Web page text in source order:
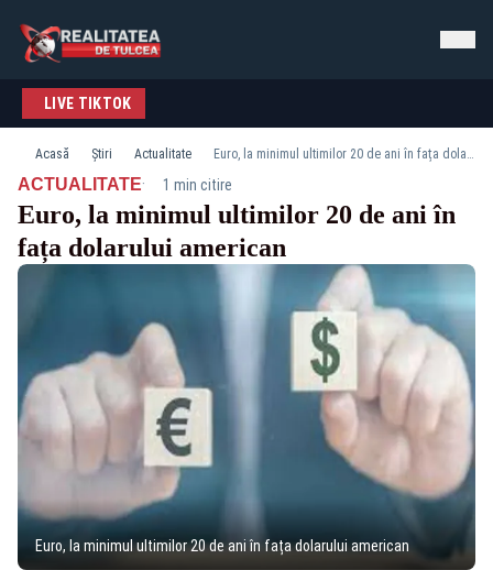
LIVE TIKTOK
Acasă Știri Actualitate Euro, la minimul ultimilor 20 de ani în fața dolarului american
ACTUALITATE· 1 min citire
Euro, la minimul ultimilor 20 de ani în
fața dolarului american
Euro, la minimul ultimilor 20 de ani în fața dolarului american